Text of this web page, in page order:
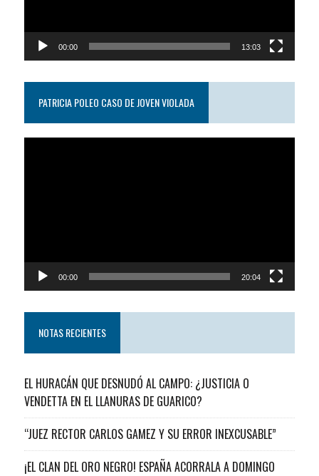
00:00 13:03
PATRICIA POLEO CASO DE JOVEN VIOLADA
00:00 20:04
NOTAS RECIENTES
EL HURACÁN QUE DESNUDÓ AL CAMPO: ¿JUSTICIA O
VENDETTA EN EL LLANURAS DE GUARICO?
“JUEZ RECTOR CARLOS GAMEZ Y SU ERROR INEXCUSABLE”
¡EL CLAN DEL ORO NEGRO! ESPAÑA ACORRALA A DOMINGO